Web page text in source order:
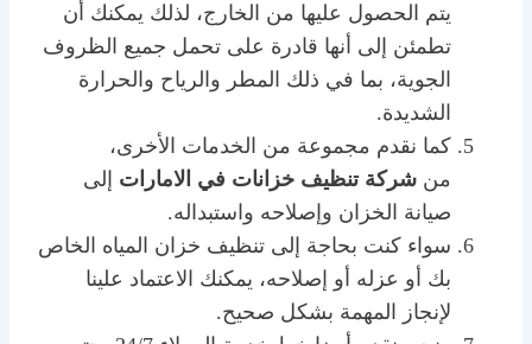
يتم الحصول عليها من الخارج، لذلك يمكنك أن
تطمئن إلى أنها قادرة على تحمل جميع الظروف
الجوية، بما في ذلك المطر والرياح والحرارة
الشديدة.
كما نقدم مجموعة من الخدمات الأخرى،
من شركة تنظيف خزانات في الامارات إلى
صيانة الخزان وإصلاحه واستبداله.
سواء كنت بحاجة إلى تنظيف خزان المياه الخاص
بك أو عزله أو إصلاحه، يمكنك الاعتماد علينا
لإنجاز المهمة بشكل صحيح.